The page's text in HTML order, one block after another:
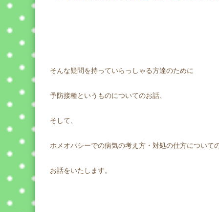
そんな疑問を持っていらっしゃる方達のために
予防接種というものについてのお話、
そして、
ホメオパシーでの病気の考え方・対処の仕方について
お話をいたします。